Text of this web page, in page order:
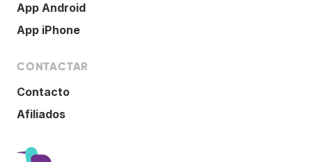
App Android
App iPhone
CONTACTAR
Contacto
Afiliados